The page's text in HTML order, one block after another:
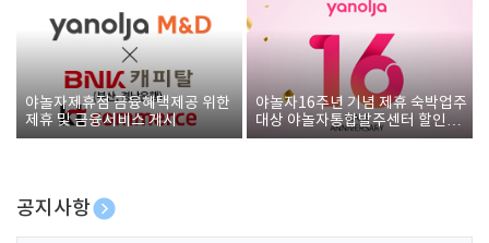
야놀자제휴점 금융혜택제공 위한
제휴 및 금융서비스 게시
야놀자16주년 기념 제휴 숙박업주
대상 야놀자통합발주센터 할인쿠
폰 증정
공지사항
[호텔업] 개인정보 처리방침 개정본1 (19.09.02)